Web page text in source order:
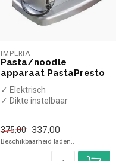
IMPERIA
Pasta/noodle
apparaat PastaPresto
✓ Elektrisch
✓ Dikte instelbaar
375,00
337,00
Beschikbaarheid laden..